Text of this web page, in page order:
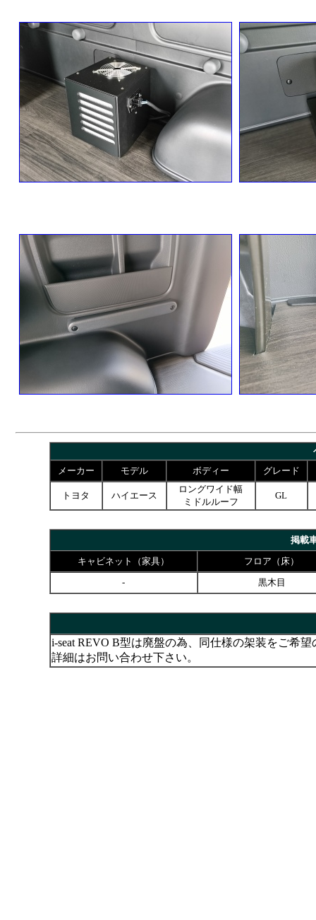
メーカー
モデル ボディー グレード
トヨタ ハイエース
ロングワイド幅
ミドルルーフ
GL
掲載
キャビネット（家具）
フロア（床）
-
黒木目
i-seat REVO B型は廃盤の為、同仕様の架装をご希
詳細はお問い合わせ下さい。